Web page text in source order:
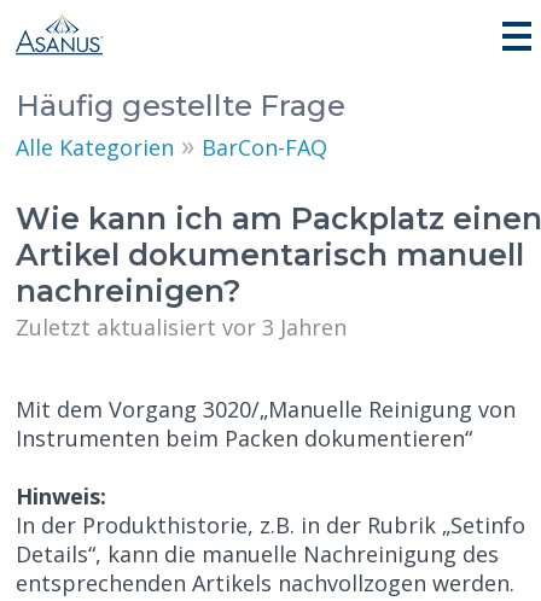
Häufig gestellte Frage
Alle Kategorien » BarCon-FAQ
Wie kann ich am Packplatz
Artikel dokumentarisch manuell
nachreinigen?
Zuletzt aktualisiert vor 3 Jahren
Mit dem Vorgang 3020/„Manuelle Reinigung von
Instrumenten beim Packen dokumentieren“
Hinweis:
In der Produkthistorie, z.B. in der Rubrik „Setinfo
Details“, kann die manuelle Nachreinigung des
entsprechenden Artikels nachvollzogen werden.